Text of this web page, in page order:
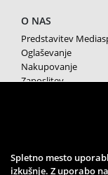
O NAS
Predstavitev
Oglaševanje
Nakupovanje
Zaposlitev
Spletno mesto
izkušnje. Z uporabo